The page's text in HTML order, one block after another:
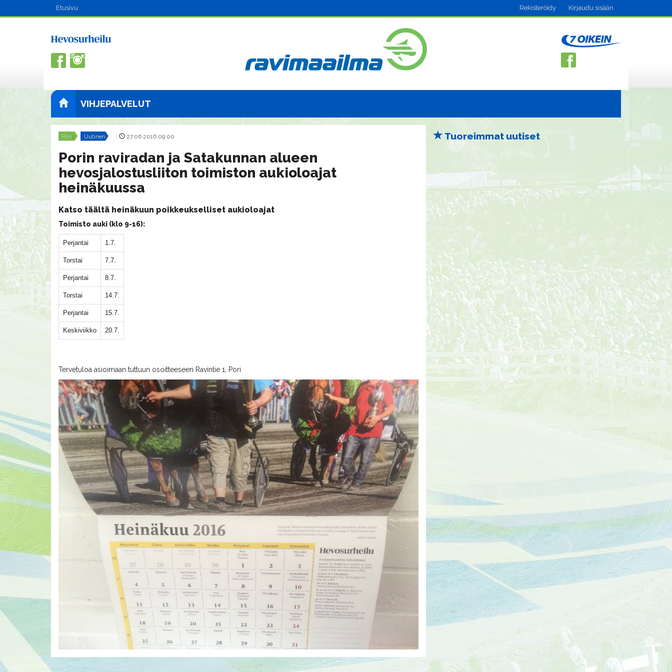
Etusivu Rekisteröidy Kirjaudu sisään
VIHJEPALVELUT
Pori Uutinen 27.06.2016 09:00
Porin raviradan ja Satakunnan alueen
hevosjalostusliiton toimiston aukioloajat
heinäkuussa
​Katso täältä heinäkuun poikkeukselliset aukioloajat
Toimisto auki (klo 9-16):
Perjantai 1.7.
Torstai 7.7.
Perjantai 8.7.
Torstai 14.7.
Perjantai 15.7.
Keskiviikko 20.7.
Tervetuloa asioimaan tuttuun osoitteeseen Ravintie 1, Pori
Tuoreimmat uutiset